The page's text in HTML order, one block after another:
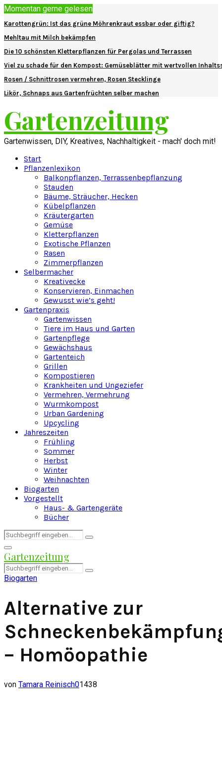
Momentan gerne gelesen
Karottengrün: Ist das grüne Möhrenkraut essbar oder giftig?
Mehltau mit Milch bekämpfen
Die 10 schönsten Kletterpflanzen für Pergolas und Terrassen
Viel zu schade für den Kompost: Gemüseblätter mit wertvollen
Rosen / Schnittrosen vermehren, Rosen Stecklinge
Likör, Schnaps aus Gartenfrüchten selber machen
Gartenzeitung
Gartenwissen, DIY, Kreatives, Nachhaltigkeit - mach' doch mit!
Start
Pflanzenlexikon
Balkonpflanzen, Terrassenbepflanzung
Stauden
Bäume, Sträucher, Hecken
Kübelpflanzen
Kräutergarten
Gemüse
Kletterpflanzen
Exotische Pflanzen
Rasen
Zimmerpflanzen
Selbermacher
Kreativecke
Konservieren, Einmachen
Gewusst wie’s geht!
Gartenpraxis
Gartenwissen
Tiere im Haus und Garten
Gartenpflege
Gewächshaus
Gartenteich
Grillen
Kompostieren
Krankheiten und Ungeziefer
Vermehren, Vermehrung
Wurmkompost
Urban Gardening
Upcycling
Jahreszeiten
Frühling
Sommer
Herbst
Winter
Weihnachten
Biogarten
Vorgestellt
Haus- & Gartengeräte
Bücher
Search
for:
Search
Facebook
Twitter
Instagram
Pinterest
Youtube
Snapchat
Primary
Menu
Gartenzeitung
Search
for:
Search
Biogarten
Alternative zur
– Homöopathie
von Tamara Reinisch01438